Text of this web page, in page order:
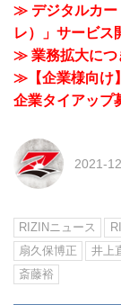
≫ デジタルカー
レ）」サービス
≫ 業務拡大につ
≫【企業様向け
企業タイアップ
2021-
RIZINニュース
扇久保博正
井上
斎藤裕